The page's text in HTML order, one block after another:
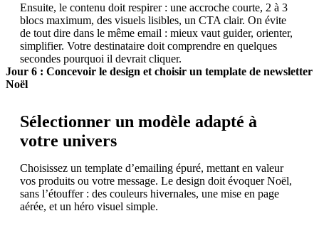
Ensuite, le contenu doit respirer : une accroche courte, 2 à 3
blocs maximum, des visuels lisibles, un CTA clair. On évite
de tout dire dans le même email : mieux vaut guider, orienter,
simplifier. Votre destinataire doit comprendre en quelques
secondes pourquoi il devrait cliquer.
Jour 6 : Concevoir le design et choisir un template de newsletter
Noël
Sélectionner un modèle adapté à
votre univers
Choisissez un template d’emailing épuré, mettant en valeur
vos produits ou votre message. Le design doit évoquer Noël,
sans l’étouffer : des couleurs hivernales, une mise en page
aérée, et un héro visuel simple.